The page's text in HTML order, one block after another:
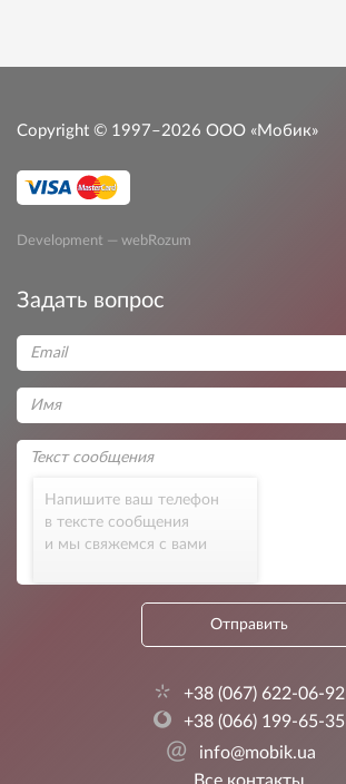
Copyright © 1997–2026 ООО «Мобик»
Development — webRozum
Задать вопрос
Напишите ваш телефон
в тексте сообщения
и мы свяжемся с вами
Отправить
+38 (067) 622-06-92
+38 (066) 199-65-35
@
info@mobik.ua